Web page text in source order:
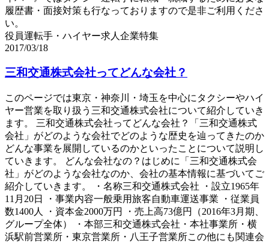
履歴書・面接対策も行なっておりますので是非ご利用くださ
い。
役員運転手・ハイヤー求人企業特集
2017/03/18
三和交通株式会社ってどんな会社？
このページでは東京・神奈川・埼玉を中心にタクシーやハイ
ヤー営業を取り扱う三和交通株式会社について紹介していき
ます。 三和交通株式会社ってどんな会社？「三和交通株式
会社」がどのような会社でどのような歴史を辿ってきたのか
どんな事業を展開しているのかといったことについて説明し
ていきます。 どんな会社なの？はじめに「三和交通株式会
社」がどのような会社なのか、会社の基本情報に基づいてご
紹介していきます。 ・名称三和交通株式会社 ・設立1965年
11月20日 ・事業内容一般乗用旅客自動車運送事業 ・従業員
数1400人 ・資本金2000万円 ・売上高73億円（2016年3月期、
グループ全体） ・本部三和交通株式会社・本社事業所・横
浜駅前営業所・東京営業所・八王子営業所この他にも関連会